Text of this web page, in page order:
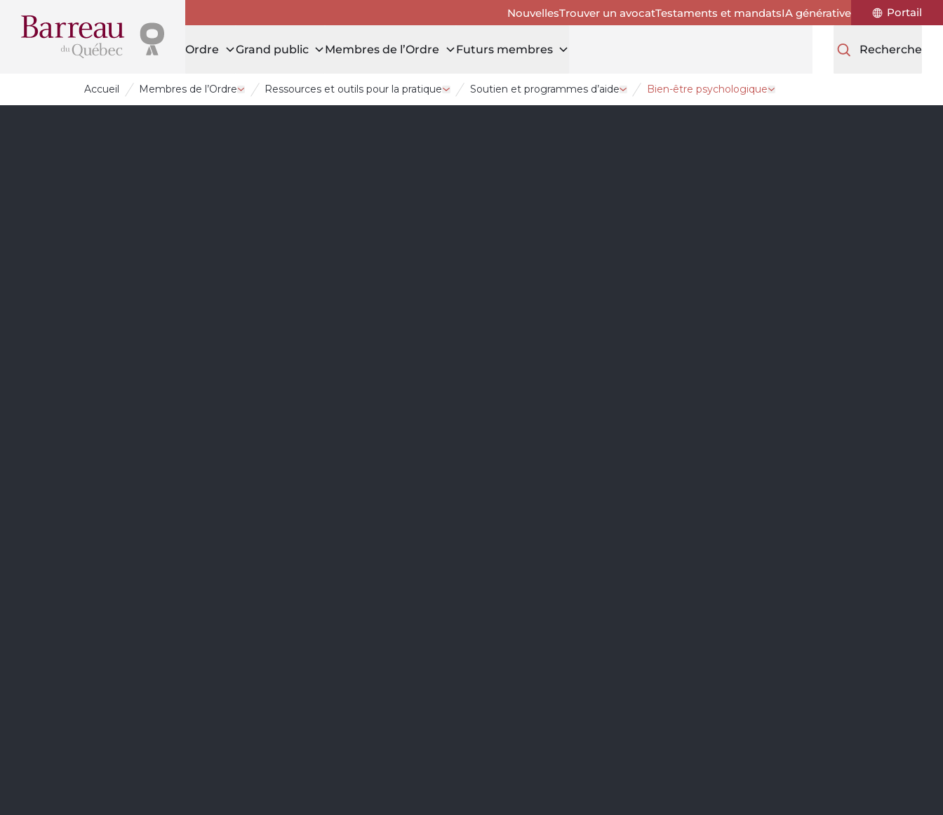
NouvellesTrouver un avocatTestaments et mandatsIA générative Portail
Ordre Grand public Membres de l’Ordre Futurs membres Recherche
Accueil Membres de l’Ordre Ouvrir le tiroir Membres de l’Ordre
Ressources et outils pour la pratique Ouvrir le tiroir Ressources et outils pour la pratique
Soutien et programmes d’aide Ouvrir le tiroir Soutien et programmes d’aide
Bien-être psychologique Ouvrir le tiroir Bien-être